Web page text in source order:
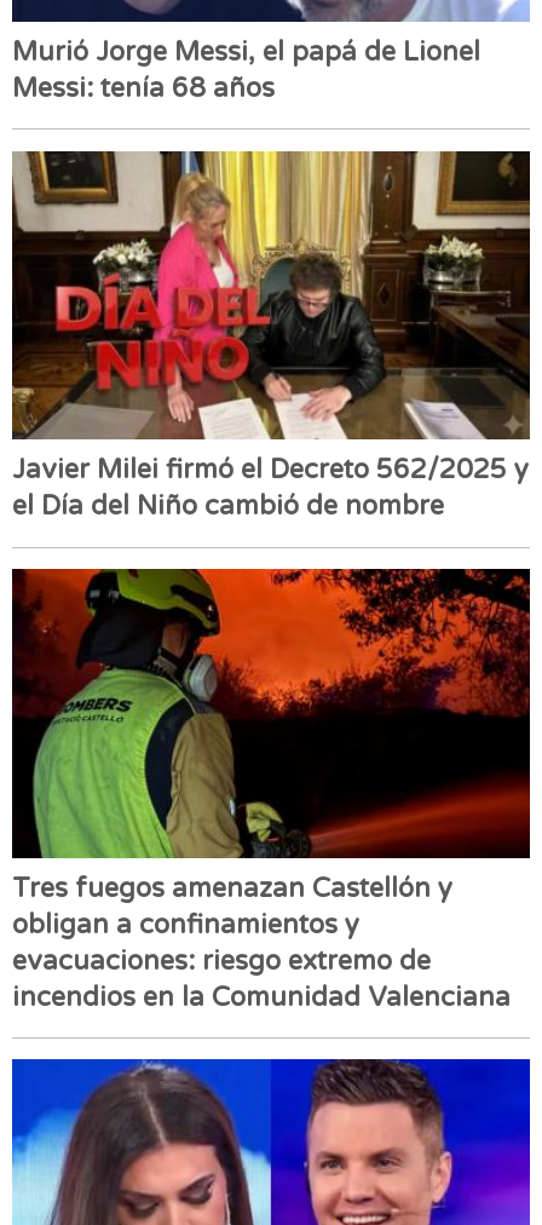
Murió Jorge Messi, el papá de Lionel
Messi: tenía 68 años
Javier Milei firmó el Decreto 562/2025 y
el Día del Niño cambió de nombre
Tres fuegos amenazan Castellón y
obligan a confinamientos y
evacuaciones: riesgo extremo de
incendios en la Comunidad Valenciana